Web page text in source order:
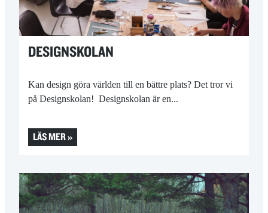
DESIGNSKOLAN
Kan design göra världen till en bättre plats? Det tror vi
på Designskolan! Designskolan är en...
LÄS MER »